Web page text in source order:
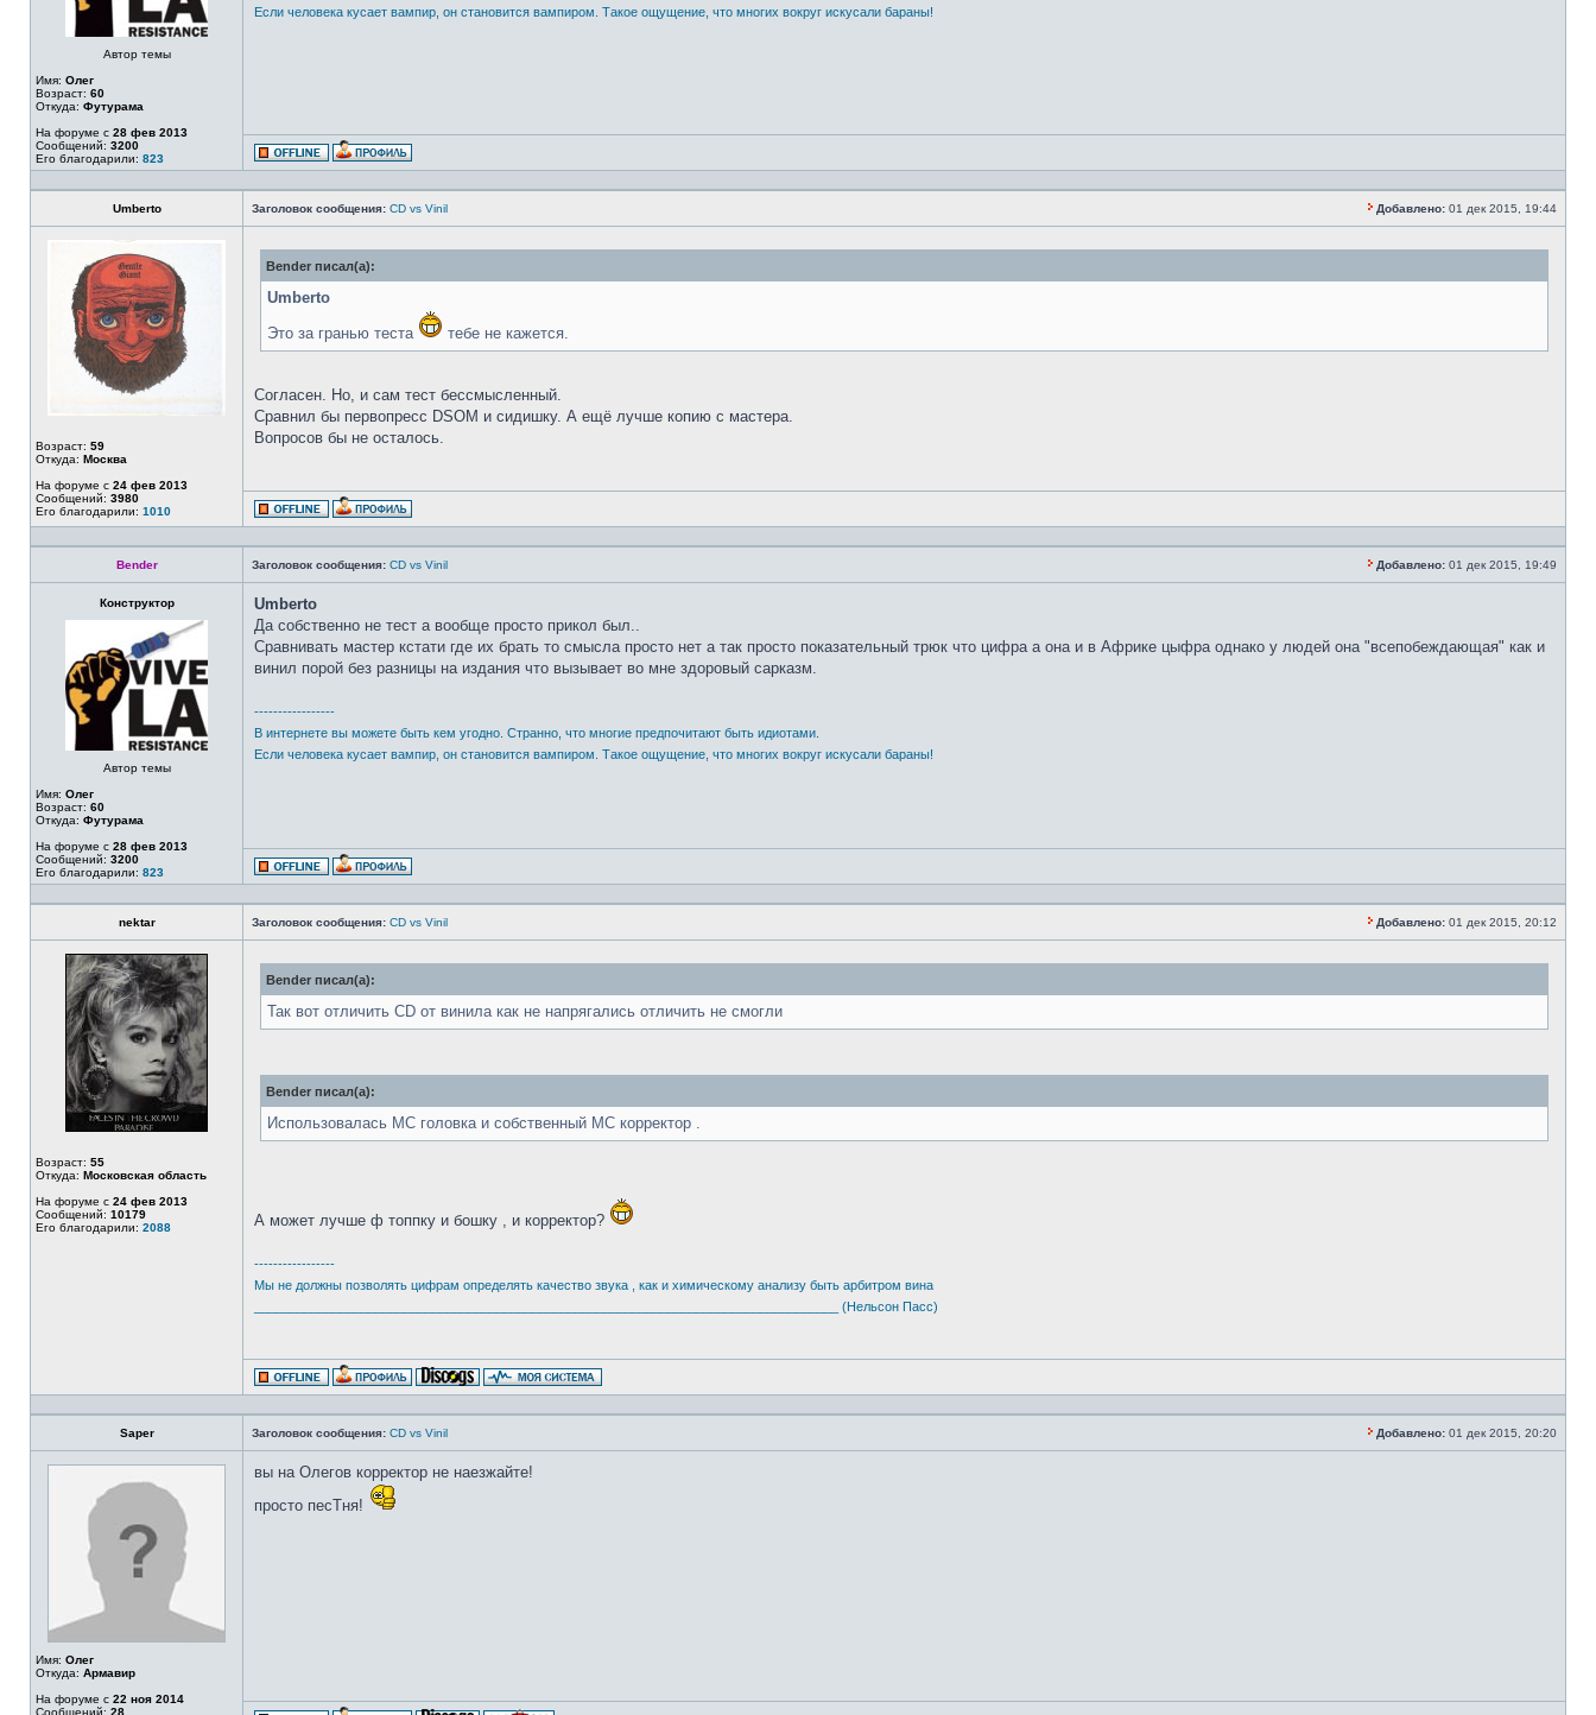
Автор темы
Имя: Олег
Возраст: 60
Откуда: Футурама
На форуме с 28 фев 2013
Сообщений: 3200
Его благодарили: 823
Если человека кусает вампир, он становится вампиром. Такое ощущение, что многих вокруг искусали бараны!
Umberto Заголовок сообщения: CD vs Vinil Добавлено: 01 дек 2015, 19:44
Возраст: 59
Откуда: Москва
На форуме с 24 фев 2013
Сообщений: 3980
Его благодарили: 1010
Bender писал(а):
Umberto
Это за гранью теста
тебе не кажется.
Согласен. Но, и сам тест бессмысленный.
Сравнил бы первопресс DSOM и сидишку. А ещё лучше копию с мастера.
Вопросов бы не осталось.
Bender Заголовок сообщения: CD vs Vinil Добавлено: 01 дек 2015, 19:49
Конструктор
Автор темы
Имя: Олег
Возраст: 60
Откуда: Футурама
На форуме с 28 фев 2013
Сообщений: 3200
Его благодарили: 823
Umberto
Да собственно не тест а вообще просто прикол был..
Сравнивать мастер кстати где их брать то смысла просто нет а так просто показательный трюк что цифра а она и в Африке цыфра однако у людей она "всепобеждающая" как и
винил порой без разницы на издания что вызывает во мне здоровый сарказм.
-----------------
В интернете вы можете быть кем угодно. Странно, что многие предпочитают быть идиотами.
Если человека кусает вампир, он становится вампиром. Такое ощущение, что многих вокруг искусали бараны!
nektar Заголовок сообщения: CD vs Vinil Добавлено: 01 дек 2015, 20:12
Возраст: 55
Откуда: Московская область
На форуме с 24 фев 2013
Сообщений: 10179
Его благодарили: 2088
Bender писал(а):
Так вот отличить CD от винила как не напрягались отличить не смогли
Bender писал(а):
Использовалась МС головка и собственный МС корректор .
А может лучше ф топпку и бошку , и корректор?
-----------------
Мы не должны позволять цифрам определять качество звука , как и химическому анализу быть арбитром вина
__________________________________________________________________________________ (Нельсон Пасс)
Saper Заголовок сообщения: CD vs Vinil Добавлено: 01 дек 2015, 20:20
Имя: Олег
Откуда: Армавир
На форуме с 22 ноя 2014
Сообщений: 28
вы на Олегов корректор не наезжайте!
просто песТня!